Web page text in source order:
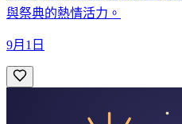
與祭典的熱情活力。
9月1日